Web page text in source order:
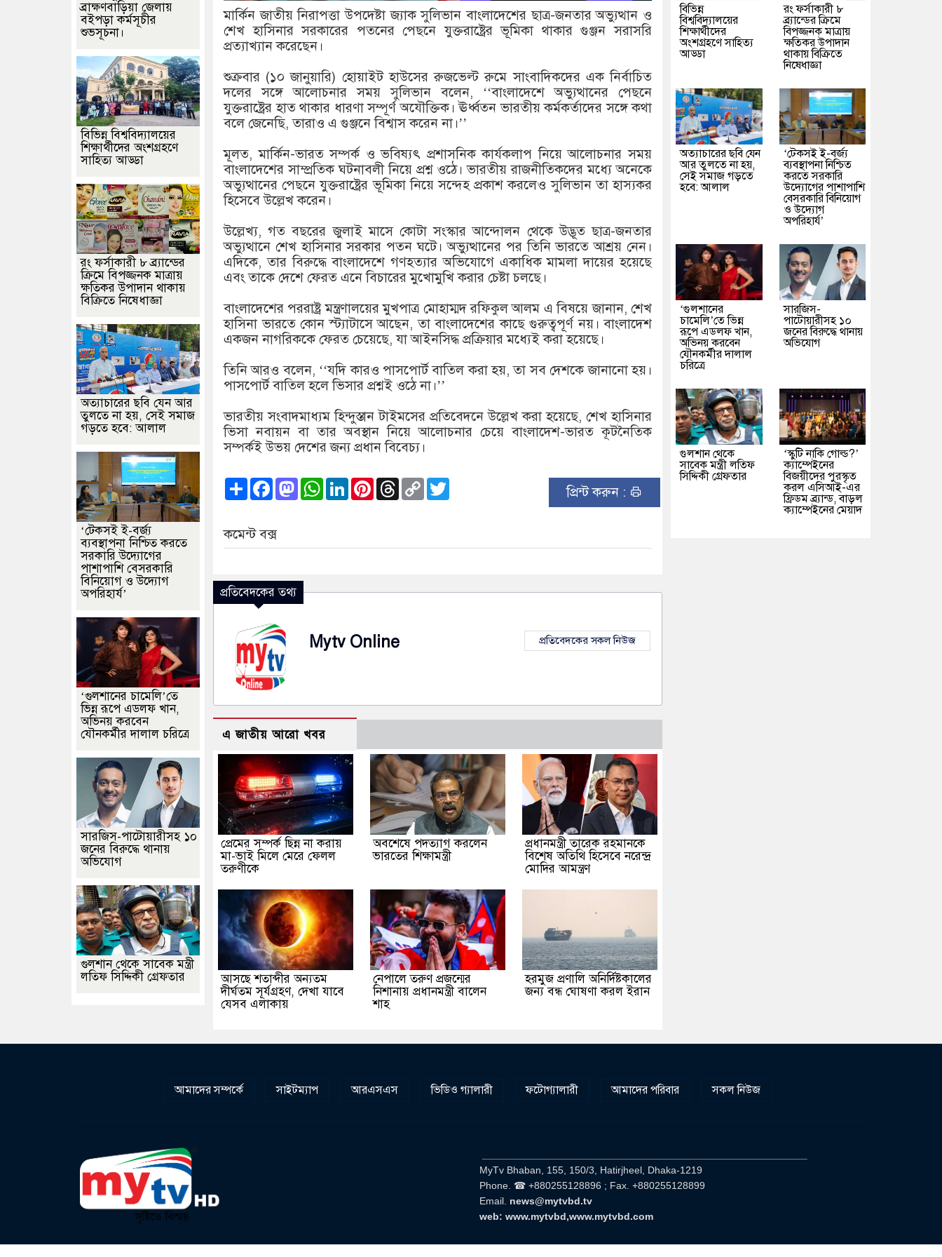
মার্কিন জাতীয় নিরাপত্তা উপদেষ্টা জ্যাক সুলিভান বাংলাদেশের ছাত্র-জনতার অভ্যুত্থান ও
শেখ হাসিনার সরকারের পতনের পেছনে যুক্তরাষ্ট্রের ভূমিকা থাকার গুঞ্জন সরাসরি
প্রত্যাখ্যান করেছেন।
শুক্রবার (১০ জানুয়ারি) হোয়াইট হাউসের রুজভেল্ট রুমে সাংবাদিকদের এক নির্বাচিত
দলের সঙ্গে আলোচনার সময় সুলিভান বলেন, ‘‘বাংলাদেশে অভ্যুত্থানের পেছনে
যুক্তরাষ্ট্রের হাত থাকার ধারণা সম্পূর্ণ অযৌক্তিক। ঊর্ধ্বতন ভারতীয় কর্মকর্তাদের সঙ্গে কথা
বলে জেনেছি, তারাও এ গুঞ্জনে বিশ্বাস করেন না।’’
মূলত, মার্কিন-ভারত সম্পর্ক ও ভবিষ্যৎ প্রশাসনিক কার্যকলাপ নিয়ে আলোচনার সময়
বাংলাদেশের সাম্প্রতিক ঘটনাবলী নিয়ে প্রশ্ন ওঠে। ভারতীয় রাজনীতিকদের মধ্যে অনেকে
অভ্যুত্থানের পেছনে যুক্তরাষ্ট্রের ভূমিকা নিয়ে সন্দেহ প্রকাশ করলেও সুলিভান তা হাস্যকর
হিসেবে উল্লেখ করেন।
উল্লেখ্য, গত বছরের জুলাই মাসে কোটা সংস্কার আন্দোলন থেকে উদ্ভূত ছাত্র-জনতার
অভ্যুত্থানে শেখ হাসিনার সরকার পতন ঘটে। অভ্যুত্থানের পর তিনি ভারতে আশ্রয় নেন।
এদিকে, তার বিরুদ্ধে বাংলাদেশে গণহত্যার অভিযোগে একাধিক মামলা দায়ের হয়েছে
এবং তাকে দেশে ফেরত এনে বিচারের মুখোমুখি করার চেষ্টা চলছে।
বাংলাদেশের পররাষ্ট্র মন্ত্রণালয়ের মুখপাত্র মোহাম্মদ রফিকুল আলম এ বিষয়ে জানান, শেখ
হাসিনা ভারতে কোন স্ট্যাটাসে আছেন, তা বাংলাদেশের কাছে গুরুত্বপূর্ণ নয়। বাংলাদেশ
একজন নাগরিককে ফেরত চেয়েছে, যা আইনসিদ্ধ প্রক্রিয়ার মধ্যেই করা হয়েছে।
তিনি আরও বলেন, ‘‘যদি কারও পাসপোর্ট বাতিল করা হয়, তা সব দেশকে জানানো হয়।
পাসপোর্ট বাতিল হলে ভিসার প্রশ্নই ওঠে না।’’
ভারতীয় সংবাদমাধ্যম হিন্দুস্তান টাইমসের প্রতিবেদনে উল্লেখ করা হয়েছে, শেখ হাসিনার
ভিসা নবায়ন বা তার অবস্থান নিয়ে আলোচনার চেয়ে বাংলাদেশ-ভারত কূটনৈতিক
সম্পর্কই উভয় দেশের জন্য প্রধান বিবেচ্য।
ShareFacebook
Mastodon
WhatsApp
LinkedInPinterest
Threads
Copy
Link প্রিন্ট করুন :
কমেন্ট বক্স
প্রতিবেদকের তথ্য
Mytv Online প্রতিবেদকের সকল নিউজ
এ জাতীয় আরো খবর
প্রেমের সম্পর্ক ছিন্ন না করায়
মা-ভাই মিলে মেরে ফেলল
তরুণীকে
অবশেষে পদত্যাগ করলেন
ভারতের শিক্ষামন্ত্রী
প্রধানমন্ত্রী তারেক রহমানকে
বিশেষ অতিথি হিসেবে নরেন্দ্র
মোদির আমন্ত্রণ
আসছে শতাব্দীর অন্যতম
দীর্ঘতম সূর্যগ্রহণ, দেখা যাবে
যেসব এলাকায়
নেপালে তরুণ প্রজন্মের
নিশানায় প্রধানমন্ত্রী বালেন
শাহ
হরমুজ প্রণালি অনির্দিষ্টকালের
জন্য বন্ধ ঘোষণা করল ইরান
ব্রাক্ষণবাড়িয়া জেলায়
বইপড়া কর্মসূচীর
শুভসূচনা।
বিভিন্ন বিশ্ববিদ্যালয়ের
শিক্ষার্থীদের অংশগ্রহণে
সাহিত্য আড্ডা
রং ফর্সাকারী ৮ ব্র্যান্ডের
ক্রিমে বিপজ্জনক মাত্রায়
ক্ষতিকর উপাদান থাকায়
বিক্রিতে নিষেধাজ্ঞা
অত্যাচারের ছবি যেন আর
তুলতে না হয়, সেই সমাজ
গড়তে হবে: আলাল
‘টেকসই ই-বর্জ্য
ব্যবস্থাপনা নিশ্চিত করতে
সরকারি উদ্যোগের
পাশাপাশি বেসরকারি
বিনিয়োগ ও উদ্যোগ
অপরিহার্য’
‘গুলশানের চামেলি’তে
ভিন্ন রূপে এডলফ খান,
অভিনয় করবেন
যৌনকর্মীর দালাল চরিত্রে
সারজিস-পাটোয়ারীসহ ১০
জনের বিরুদ্ধে থানায়
অভিযোগ
গুলশান থেকে সাবেক মন্ত্রী
লতিফ সিদ্দিকী গ্রেফতার
বিভিন্ন
বিশ্ববিদ্যালয়ের
শিক্ষার্থীদের
অংশগ্রহণে সাহিত্য
আড্ডা
রং ফর্সাকারী ৮
ব্র্যান্ডের ক্রিমে
বিপজ্জনক মাত্রায়
ক্ষতিকর উপাদান
থাকায় বিক্রিতে
নিষেধাজ্ঞা
অত্যাচারের ছবি যেন
আর তুলতে না হয়,
সেই সমাজ গড়তে
হবে: আলাল
‘টেকসই ই-বর্জ্য
ব্যবস্থাপনা নিশ্চিত
করতে সরকারি
উদ্যোগের পাশাপাশি
বেসরকারি বিনিয়োগ
ও উদ্যোগ
অপরিহার্য’
‘গুলশানের
চামেলি’তে ভিন্ন
রূপে এডলফ খান,
অভিনয় করবেন
যৌনকর্মীর দালাল
চরিত্রে
সারজিস-
পাটোয়ারীসহ ১০
জনের বিরুদ্ধে থানায়
অভিযোগ
গুলশান থেকে
সাবেক মন্ত্রী লতিফ
সিদ্দিকী গ্রেফতার
‘স্কুটি নাকি গোল্ড?’
ক্যাম্পেইনের
বিজয়ীদের পুরস্কৃত
করল এসিআই-এর
ফ্রিডম ব্র্যান্ড, বাড়ল
ক্যাম্পেইনের মেয়াদ
আমাদের সম্পর্কে সাইটম্যাপ আরএসএস ভিডিও গ্যালারী ফটোগ্যালারী আমাদের পরিবার সকল নিউজ
MyTv Bhaban, 155, 150/3, Hatirjheel, Dhaka-1219
Phone. ☎ +880255128896 ; Fax. +880255128899
Email. news@mytvbd.tv
web: www.mytvbd,www.mytvbd.com